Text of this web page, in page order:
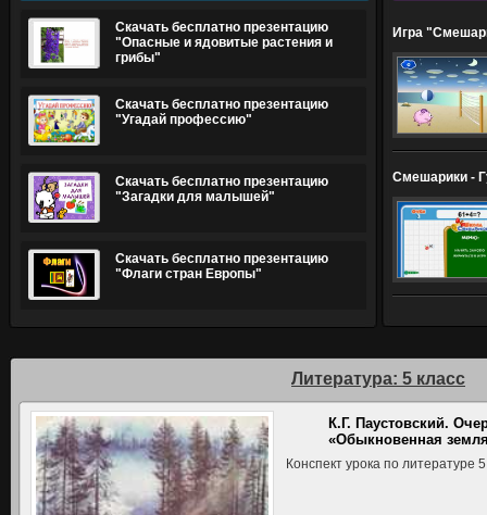
Скачать бесплатно презентацию
"Опасные и ядовитые растения и
грибы"
Скачать бесплатно презентацию
"Угадай профессию"
Скачать бесплатно презентацию
"Загадки для малышей"
Скачать бесплатно презентацию
"Флаги стран Европы"
Игра
Смешарики -
Литература: 5 класс
К.Г. Паустовский.
«Обыкновенная
Конспект урока по литературе